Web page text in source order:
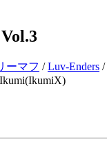
ーマフ /Luv-Enders /